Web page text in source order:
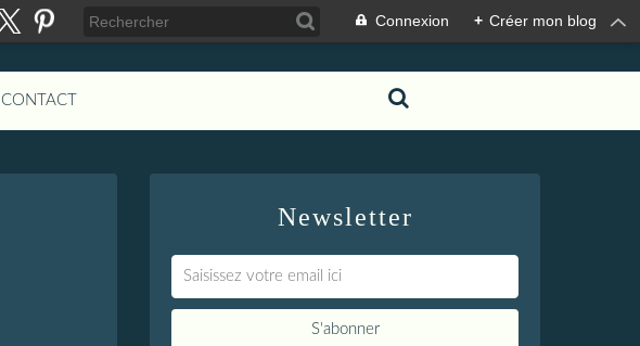
Connexion + Créer mon blog
CONTACT
Newsletter